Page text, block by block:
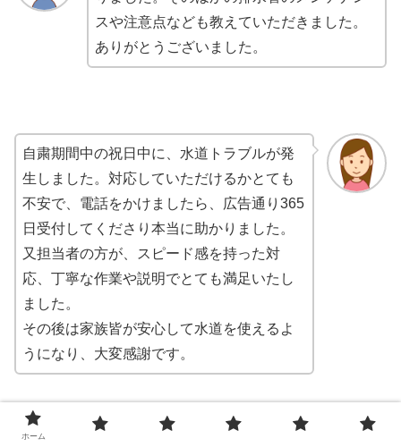
スや注意点なども教えていただきました。
ありがとうございました。
自粛期間中の祝日中に、水道トラブルが発
生しました。対応していただけるかとても
不安で、電話をかけましたら、広告通り365
日受付してくださり本当に助かりました。
又担当者の方が、スピード感を持った対
応、丁寧な作業や説明でとても満足いたし
ました。
その後は家族皆が安心して水道を使えるよ
うになり、大変感謝です。
ホーム